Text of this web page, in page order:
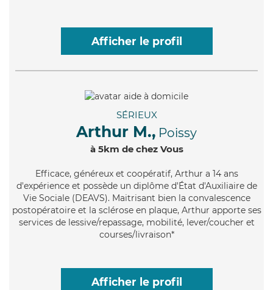
Afficher le profil
SÉRIEUX
Arthur M., Poissy
à 5km de chez Vous
Efficace, généreux et coopératif, Arthur a 14 ans
d'expérience et possède un diplôme d'État d'Auxiliaire de
Vie Sociale (DEAVS). Maitrisant bien la convalescence
postopératoire et la sclérose en plaque, Arthur apporte ses
services de lessive/repassage, mobilité, lever/coucher et
courses/livraison*
Afficher le profil